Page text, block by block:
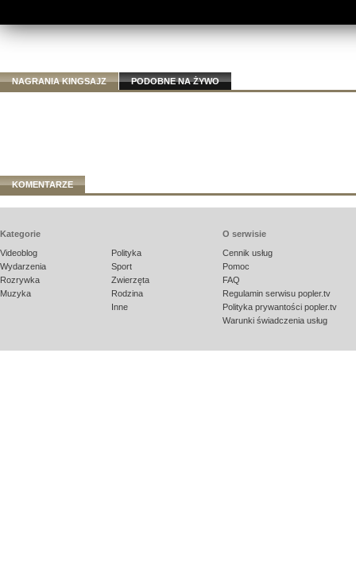
NAGRANIA KINGSAJZ PODOBNE NA ŻYWO
KOMENTARZE
Kategorie
Videoblog
Wydarzenia
Rozrywka
Muzyka
Polityka
Sport
Zwierzęta
Rodzina
Inne
O serwisie
Cennik usług
Pomoc
FAQ
Regulamin serwisu popler.tv
Polityka prywantości popler.tv
Warunki świadczenia usług